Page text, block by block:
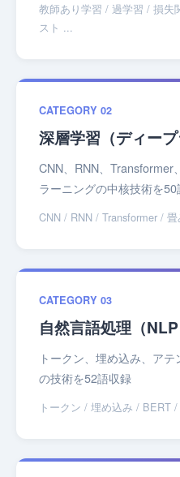
教師あり学習 / 過学習 / 損失
スト ...
CATEGORY 02
深層学習（ディープ
CNN、RNN、Transformer
ラーニングの中核技術を
CNN / RNN / Transformer /
CATEGORY 03
自然言語処理（NLP
トークン、埋め込み、ア
の技術を52語収録
トークン / 埋め込み / BERT